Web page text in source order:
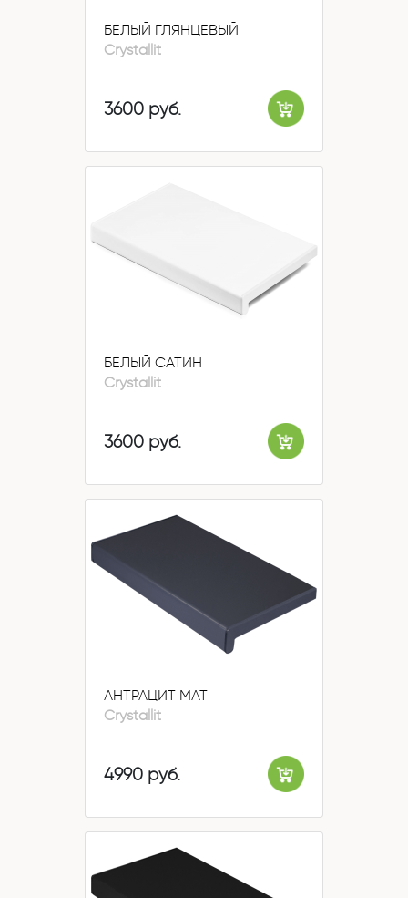
БЕЛЫЙ ГЛЯНЦЕВЫЙ
Crystallit
3600 руб.
БЕЛЫЙ САТИН
Crystallit
3600 руб.
АНТРАЦИТ МАТ
Crystallit
4990 руб.